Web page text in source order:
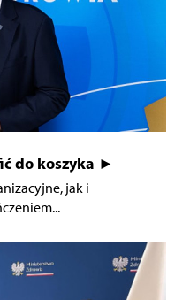
do koszyka ►
jak i